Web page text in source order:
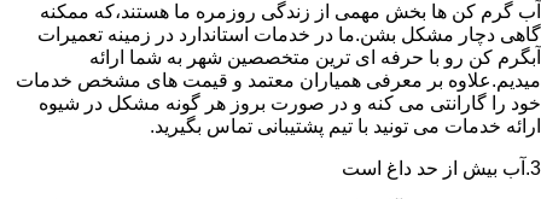
آب گرم کن ها بخش مهمی از زندگی روزمره ما هستند،که ممکنه
گاهی دچار مشکل بشن.ما در خدمات استاندارد در زمینه تعمیرات
آبگرم کن رو با حرفه ای ترین متخصصین شهر به شما ارائه
میدیم.علاوه بر معرفی همیاران معتمد و قیمت های مشخص خدمات
خود را گارانتی می کنه و در صورت بروز هر گونه مشکل در شیوه
ارائه خدمات می تونید با تیم پشتیبانی تماس بگیرید.
3.آب بیش از حد داغ است